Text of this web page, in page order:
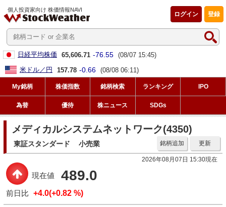
個人投資家向け 株価情報NAVI
登録
ログイン
日経平均株価 65,606.71 -76.55 (08/07 15:45)
米ドル／円
157.78 -0.66 (08/08 06:11)
My銘柄 株価指数 銘柄検索 ランキング IPO
為替 優待 株ニュース SDGs
メディカルシステムネットワーク(4350)
東証スタンダード 小売業 更新
銘柄追加
2026年08月07日 15:30現在
現在値 489.0
前日比 +4.0(+0.82 %)